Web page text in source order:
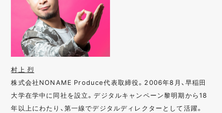
村上 烈
株式会社NONAME Produce代表取締役。2006年8月、早稲田
大学在学中に同社を設立。デジタルキャンペーン黎明期から18
年以上にわたり、第一線でデジタルディレクターとして活躍。